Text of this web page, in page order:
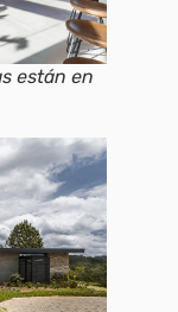
están en